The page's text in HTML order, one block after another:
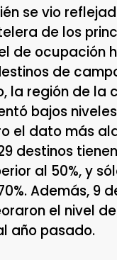
se vio
de los
de ocupación
de
la región de la
bajos
el dato más
destinos
al 50%, y
Además, 9
el nivel
año pasado.